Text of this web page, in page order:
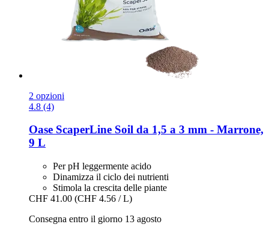
2 opzioni
4.8 (4)
Oase ScaperLine Soil da 1,5 a 3 mm -​ Marrone,
9 L
Per pH leggermente acido
Dinamizza il ciclo dei nutrienti
Stimola la crescita delle piante
CHF 41.00 (CHF 4.56 / L)
Consegna entro il giorno 13 agosto